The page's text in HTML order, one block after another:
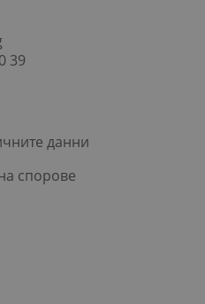
39
данни
спорове